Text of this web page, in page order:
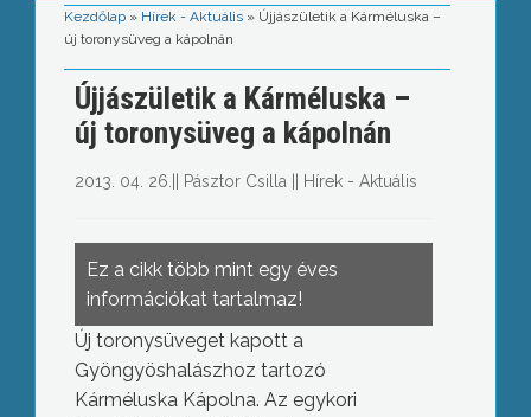
Kezdőlap » Hírek - Aktuális » Újjászületik a Kárméluska –
új toronysüveg a kápolnán
Újjászületik a Kárméluska –
új toronysüveg a kápolnán
2013. 04. 26. Pásztor Csilla Hírek - Aktuális
Ez a cikk több mint egy éves
információkat tartalmaz!
Új toronysüveget kapott a
Gyöngyöshalászhoz tartozó
Kárméluska Kápolna. Az egykori